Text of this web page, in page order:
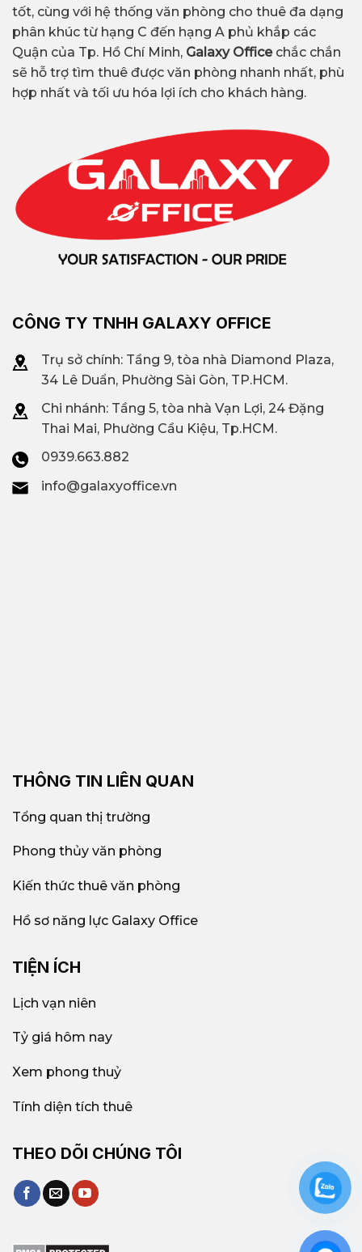
tốt, cùng với hệ thống văn phòng cho thuê đa dạng
phân khúc từ hạng C đến hạng A phủ khắp các
Quận của Tp. Hồ Chí Minh, Galaxy Office chắc chắn
sẽ hỗ trợ tìm thuê được văn phòng nhanh nhất, phù
hợp nhất và tối ưu hóa lợi ích cho khách hàng.
CÔNG TY TNHH GALAXY OFFICE
Trụ sở chính: Tầng 9, tòa nhà Diamond Plaza,
34 Lê Duẩn, Phường Sài Gòn, TP.HCM.
Chi nhánh: Tầng 5, tòa nhà Vạn Lợi, 24 Đặng
Thai Mai, Phường Cầu Kiệu, Tp.HCM.
0939.663.882
info@galaxyoffice.vn
THÔNG TIN LIÊN QUAN
Tổng quan thị trường
Phong thủy văn phòng
Kiến thức thuê văn phòng
Hồ sơ năng lực Galaxy Office
TIỆN ÍCH
Lịch vạn niên
Tỷ giá hôm nay
Xem phong thuỷ
Tính diện tích thuê
THEO DÕI CHÚNG TÔI